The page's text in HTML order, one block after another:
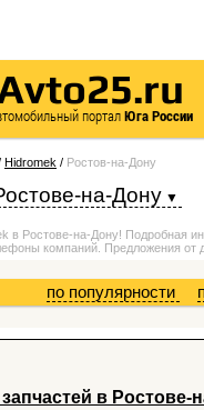
порталЮга России
Hidromek / Ростов-на-Дону
на-Дону
в Ростове-на-Дону! Подробная
компаний. Предложения от
по популярности
в Ростове-